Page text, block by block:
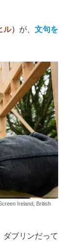
） が、 文句を
Ireland, British
ダブリンだって